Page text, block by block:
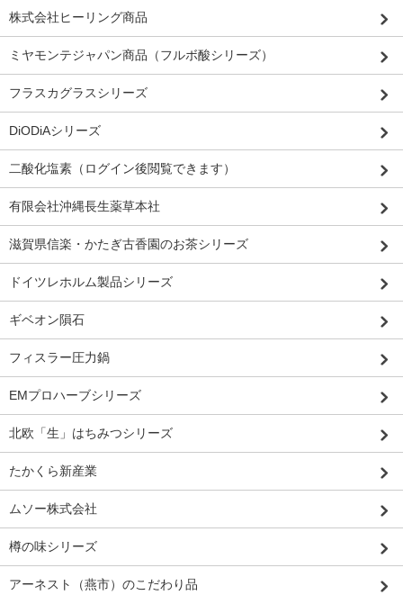
株式会社ヒーリング商品
ミヤモンテジャパン商品（フルボ酸シリーズ）
フラスカグラスシリーズ
DiODiAシリーズ
二酸化塩素（ログイン後閲覧できます）
有限会社沖縄長生薬草本社
滋賀県信楽・かたぎ古香園のお茶シリーズ
ドイツレホルム製品シリーズ
ギベオン隕石
フィスラー圧力鍋
EMプロハーブシリーズ
北欧「生」はちみつシリーズ
たかくら新産業
ムソー株式会社
樽の味シリーズ
アーネスト（燕市）のこだわり品